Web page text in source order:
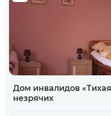
Дом инвалидов
незрячих